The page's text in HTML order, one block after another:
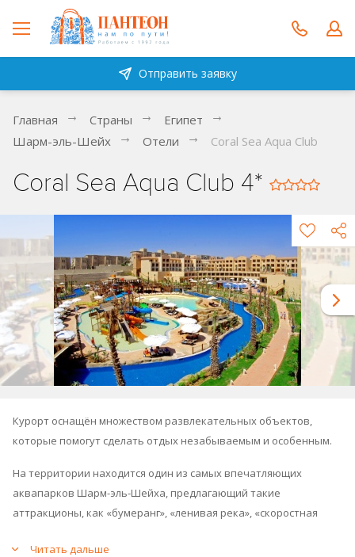
Отправить заявку
Главная Страны
Египет
Шарм-эль-Шейх
Отели Coral Sea Aqua Club
Coral Sea Aqua Club 4*
Курорт оснащён множеством развлекательных объектов,
которые помогут сделать отдых незабываемым и особенным.
На территории находится один из самых впечатляющих
аквапарков Шарм-эль-Шейха, предлагающий такие
аттракционы, как «бумеранг», «ленивая река», «скоростная
Читать дальше